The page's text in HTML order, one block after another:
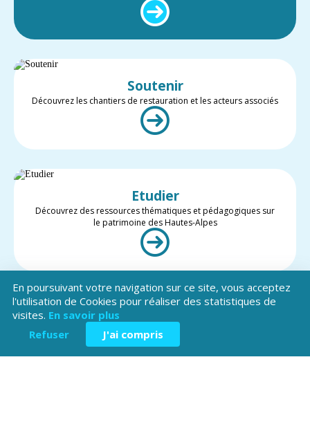
Soutenir
Découvrez les chantiers de restauration et les acteurs associés
Etudier
Découvrez des ressources thématiques et pédagogiques sur
le patrimoine des Hautes-Alpes
Valoriser
Restez informé des projets et des actualités du patrimoine des
Hautes-Alpes
En poursuivant votre navigation sur ce site, vous acceptez
l'utilisation de Cookies pour réaliser des statistiques de
visites. En savoir plus
Refuser
J'ai compris